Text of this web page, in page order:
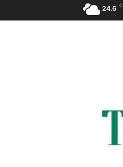
24.6 C